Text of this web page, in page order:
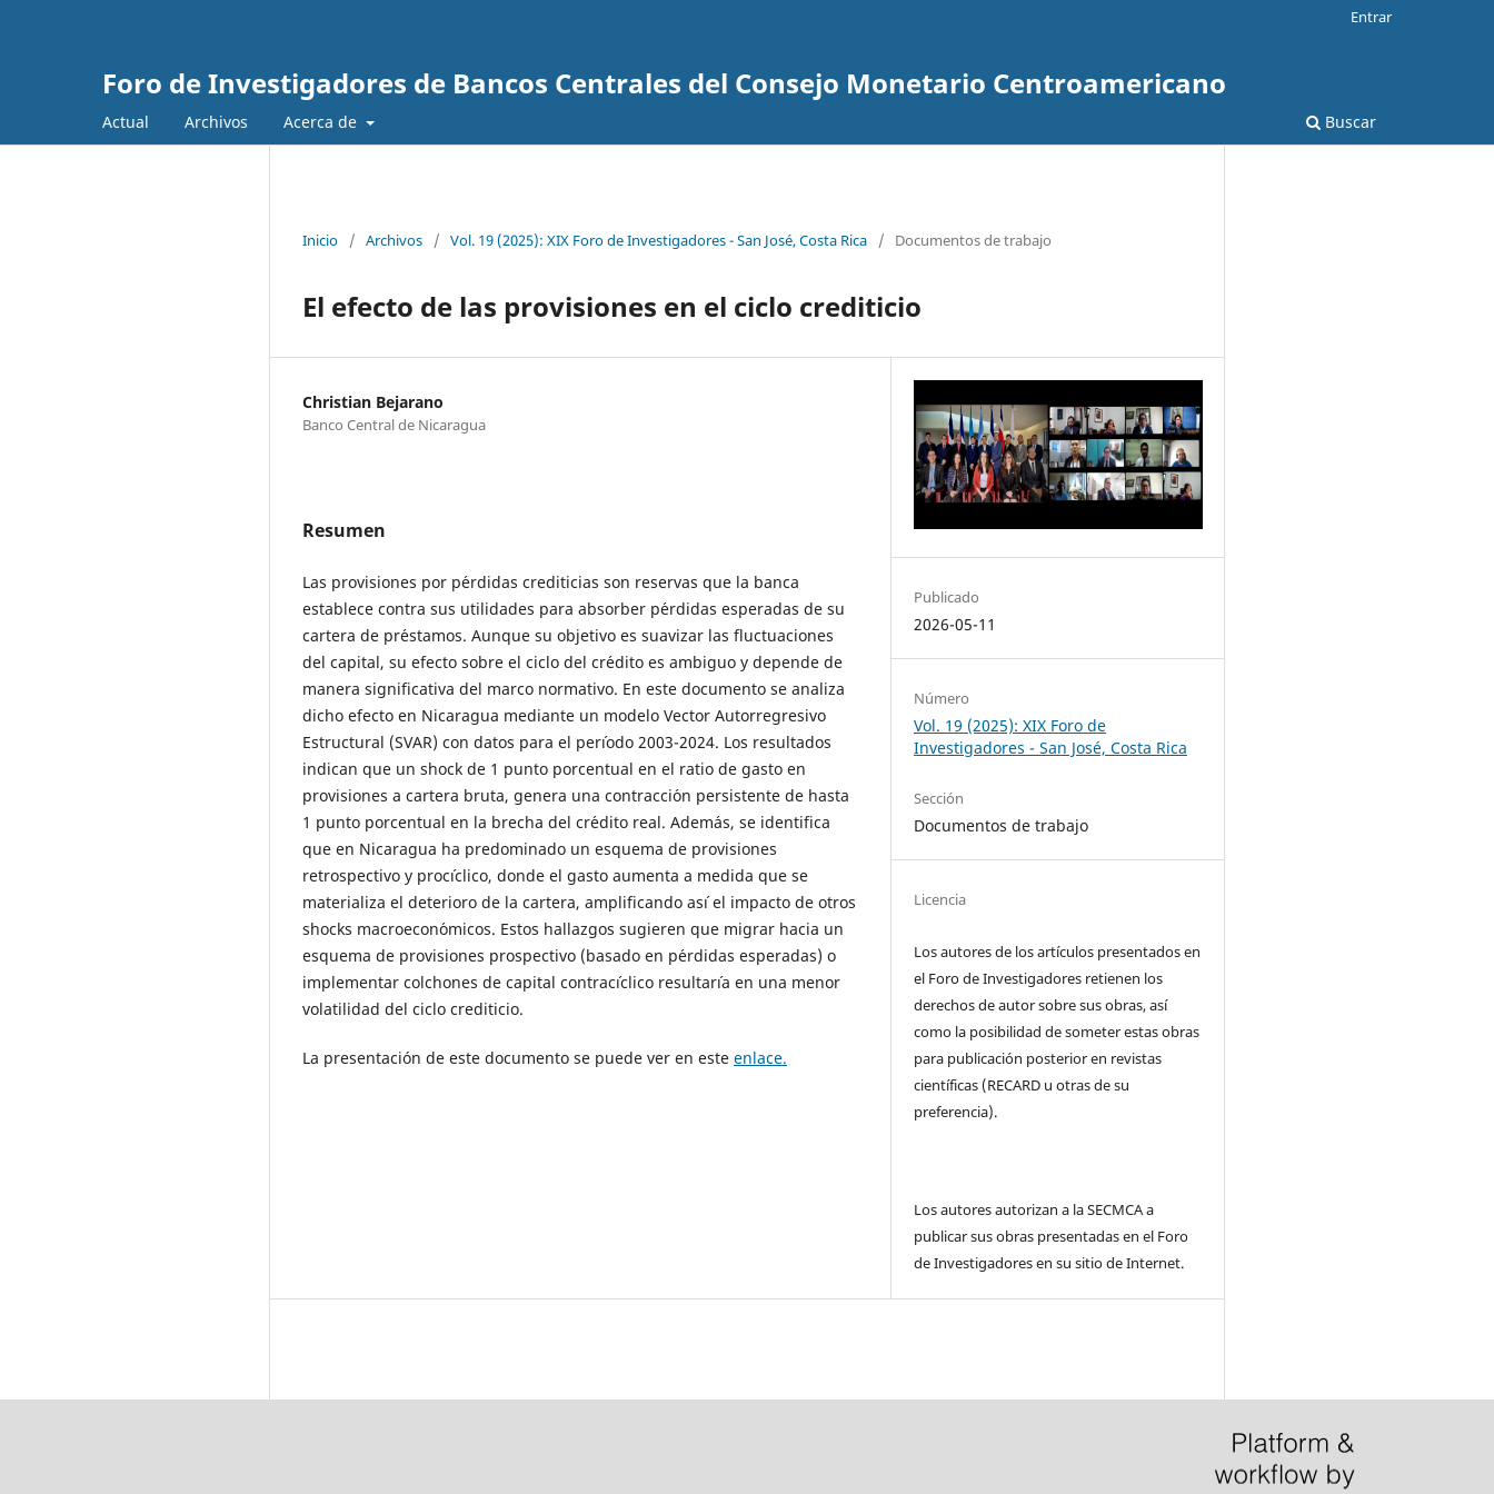
Foro de Investigadores de Bancos Centrales del Consejo Monetario Centroamericano
Actual Archivos Acerca de Buscar
Entrar
Inicio / Archivos / Vol. 19 (2025): XIX Foro de Investigadores - San José, Costa Rica / Documentos de trabajo
El efecto de las provisiones en el ciclo crediticio
Christian Bejarano
Banco Central de Nicaragua
Resumen
Las provisiones por p´erdidas crediticias son reservas que la banca
establece contra sus utilidades para absorber p´erdidas esperadas de su
cartera de pr´estamos. Aunque su objetivo es suavizar las fluctuaciones
del capital, su efecto sobre el ciclo del cr´edito es ambiguo y depende de
manera significativa del marco normativo. En este documento se analiza
dicho efecto en Nicaragua mediante un modelo Vector Autorregresivo
Estructural (SVAR) con datos para el per´ıodo 2003-2024. Los resultados
indican que un shock de 1 punto porcentual en el ratio de gasto en
provisiones a cartera bruta, genera una contracci´on persistente de hasta
1 punto porcentual en la brecha del cr´edito real. Adem´as, se identifica
que en Nicaragua ha predominado un esquema de provisiones
retrospectivo y proc´ıclico, donde el gasto aumenta a medida que se
materializa el deterioro de la cartera, amplificando as´ı el impacto de otros
shocks macroecon´omicos. Estos hallazgos sugieren que migrar hacia un
esquema de provisiones prospectivo (basado en p´erdidas esperadas) o
implementar colchones de capital contrac´ıclico resultar´ıa en una menor
volatilidad del ciclo crediticio.
La presentación de este documento se puede ver en este enlace.
Publicado
2026-05-11
Número
Vol. 19 (2025): XIX Foro de
Investigadores - San José, Costa Rica
Sección
Documentos de trabajo
Licencia
Los autores de los artículos presentados en
el Foro de Investigadores retienen los
derechos de autor sobre sus obras, así
como la posibilidad de someter estas obras
para publicación posterior en revistas
científicas (RECARD u otras de su
preferencia).
Los autores autorizan a la SECMCA a
publicar sus obras presentadas en el Foro
de Investigadores en su sitio de Internet.